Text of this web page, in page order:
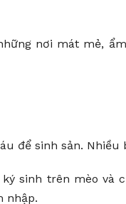
nơi mát mẻ,
để sinh sản.
sinh trên mèo và
nhập.